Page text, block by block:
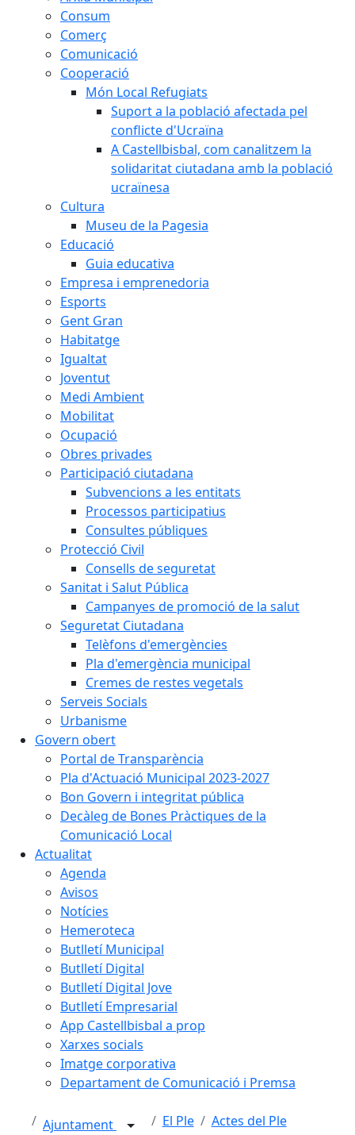
Consum
Comerç
Comunicació
Cooperació
Món Local Refugiats
Suport a la població afectada pel
conflicte d'Ucraïna
A Castellbisbal, com canalitzem la
solidaritat ciutadana amb la població
ucraïnesa
Cultura
Museu de la Pagesia
Educació
Guia educativa
Empresa i emprenedoria
Esports
Gent Gran
Habitatge
Igualtat
Joventut
Medi Ambient
Mobilitat
Ocupació
Obres privades
Participació ciutadana
Subvencions a les entitats
Processos participatius
Consultes públiques
Protecció Civil
Consells de seguretat
Sanitat i Salut Pública
Campanyes de promoció de la salut
Seguretat Ciutadana
Telèfons d'emergències
Pla d'emergència municipal
Cremes de restes vegetals
Serveis Socials
Urbanisme
Govern obert
Portal de Transparència
Pla d'Actuació Municipal 2023-2027
Bon Govern i integritat pública
Decàleg de Bones Pràctiques de la
Comunicació Local
Actualitat
Agenda
Avisos
Notícies
Hemeroteca
Butlletí Municipal
Butlletí Digital
Butlletí Digital Jove
Butlletí Empresarial
App Castellbisbal a prop
Xarxes socials
Imatge corporativa
Departament de Comunicació i Premsa
Ajuntament El Ple Actes del Ple